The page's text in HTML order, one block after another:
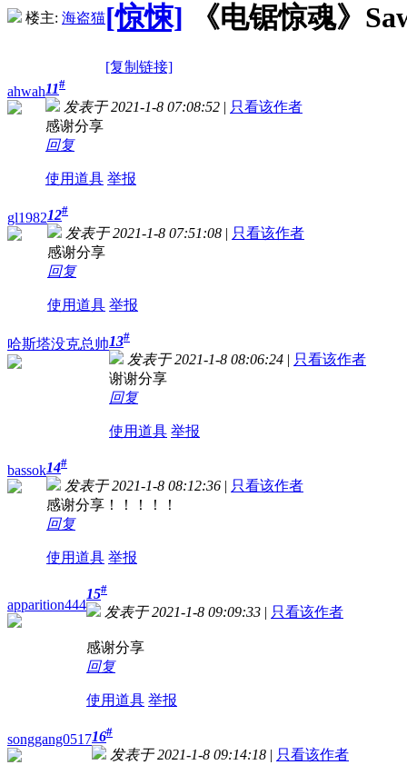
楼主: 海盗猫[惊悚] 《电锯惊魂》
[复制链接]
ahwah11#
发表于 2021-1-8 07:08:52 | 只看该作者
感谢分享
回复
使用道具 举报
gl198212#
发表于 2021-1-8 07:51:08 | 只看该作者
感谢分享
回复
使用道具 举报
哈斯塔没克总帅13#
发表于 2021-1-8 08:06:24 | 只看该作者
谢谢分享
回复
使用道具 举报
bassok14#
发表于 2021-1-8 08:12:36 | 只看该作者
感谢分享！！！！！
回复
使用道具 举报
apparition444
15#
发表于 2021-1-8 09:09:33 | 只看该作者
感谢分享
回复
使用道具 举报
songgang051716#
发表于 2021-1-8 09:14:18 | 只看该作者